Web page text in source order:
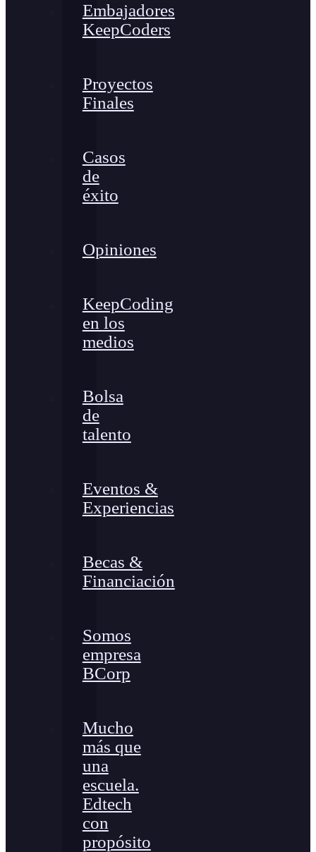
Embajadores
KeepCoders
Proyectos
Finales
Casos
de
éxito
Opiniones
KeepCoding
en los
medios
Bolsa
de
talento
Eventos &
Experiencias
Becas &
Financiación
Somos
empresa
BCorp
Mucho
más que
una
escuela.
Edtech
con
propósito